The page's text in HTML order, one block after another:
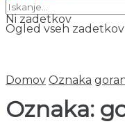
Ni zadetkov
Ogled vseh zadetkov
Domov Oznaka
Oznaka: